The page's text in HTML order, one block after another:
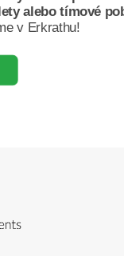
alebo tímové
v Erkrathu!